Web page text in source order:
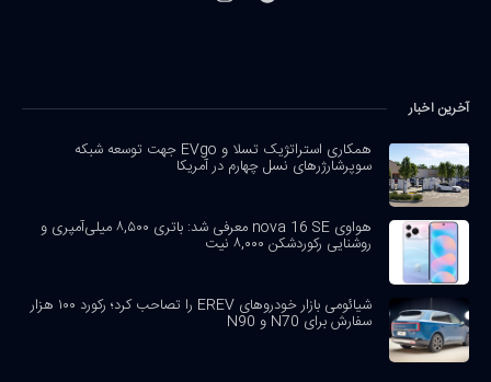
آخرین اخبار
همکاری استراتژیک تسلا و EVgo جهت توسعه شبکه
سوپرشارژرهای نسل چهارم در آمریکا
هواوی nova 16 SE معرفی شد: باتری ۸,۵۰۰ میلی‌آمپری و
روشنایی رکوردشکن ۸,۰۰۰ نیت
شیائومی بازار خودروهای EREV را تصاحب کرد؛ رکورد ۱۰۰ هزار
سفارش برای N70 و N90